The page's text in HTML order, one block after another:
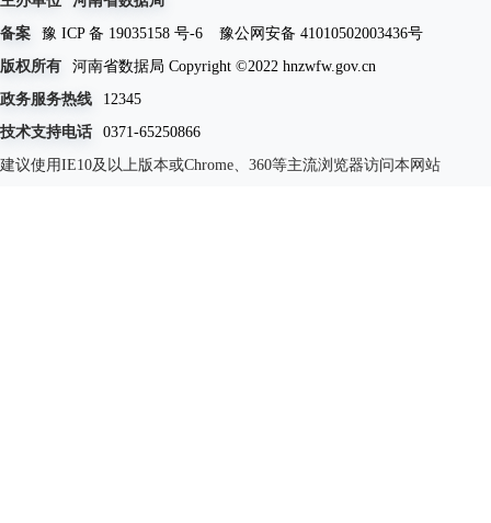
备案
豫 ICP 备 19035158 号-6
豫公网安备 41010502003436号
版权所有
河南省数据局 Copyright ©2022 hnzwfw.gov.cn
政务服务热线
12345
技术支持电话
0371-65250866
建议使用IE10及以上版本或Chrome、360等主流浏览器访问本网站